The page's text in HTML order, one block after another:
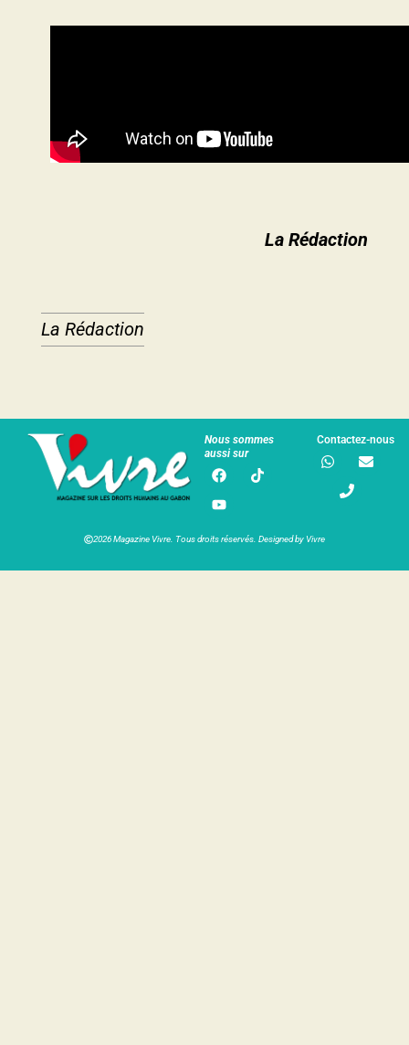
La Rédaction
La Rédaction
Nous sommes
aussi sur
Contactez-nous
2026 Magazine Vivre. Tous droits réservés. Designed by Vivre